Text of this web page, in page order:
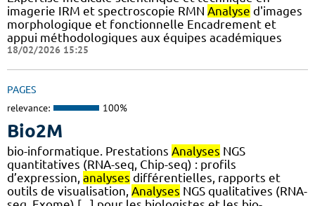
imagerie IRM et spectroscopie RMN Analyse d'images
morphologique et fonctionnelle Encadrement et
appui méthodologiques aux équipes académiques
18/02/2026 15:25
PAGES
relevance: 100%
Bio2M
bio-informatique. Prestations Analyses NGS
quantitatives (RNA-seq, Chip-seq) : profils
d’expression, analyses différentielles, rapports et
outils de visualisation, Analyses NGS qualitatives (RNA-